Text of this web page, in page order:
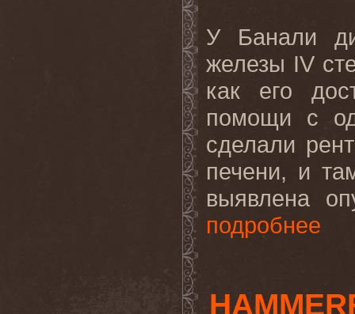
У Банали
железы IV
как его
помощи с
сделали
печени, и
выявлена
подробнее